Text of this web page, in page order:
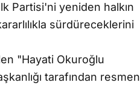
Partisi'ni yeniden halkın
sürdüreceklerini
"Hayati Okuroğlu
tarafından resmen